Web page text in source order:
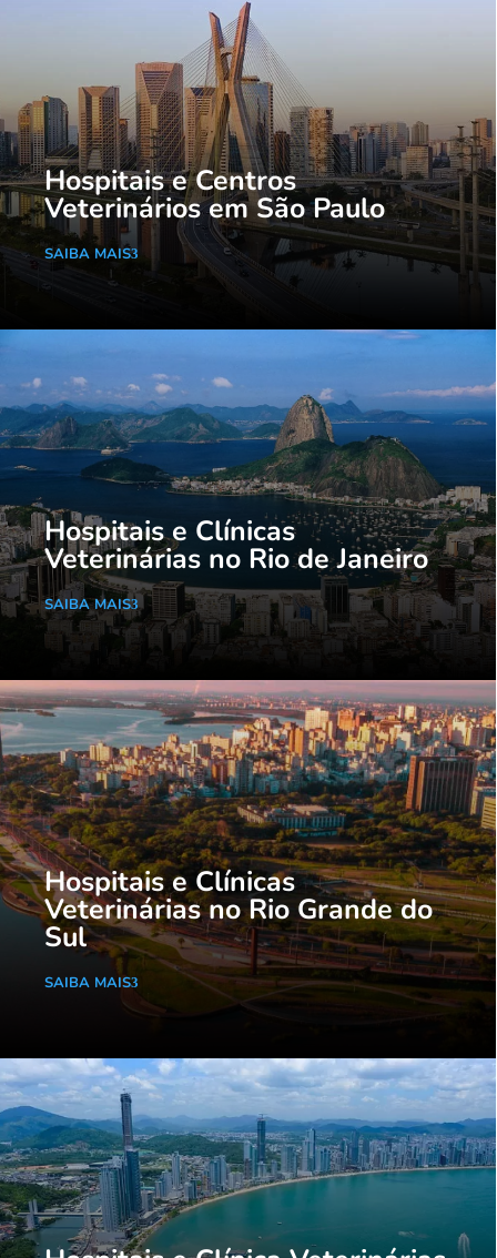
Hospitais e Centros
Veterinários em São Paulo
SAIBA MAIS
Hospitais e Clínicas
Veterinárias no Rio de Janeiro
SAIBA MAIS
Hospitais e Clínicas
Veterinárias no Rio Grande do
Sul
SAIBA MAIS